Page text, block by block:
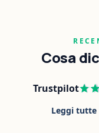
Cosa
Trustpilot
Leggi tutte